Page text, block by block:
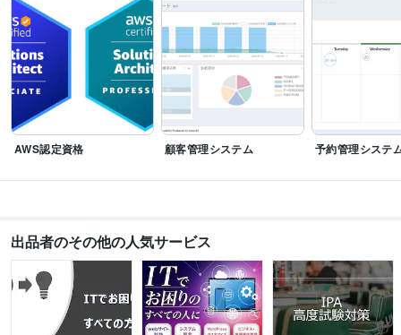
SQLite:5年
得意分野
IT相談・システム開発 ITに関する相談承ります
php ビジネス相談 情報処理技術者試験
Web制作・HP作成・EC構築 ホームページ作成やシステム開発承ります
php 要件定義 ホームページ作成
AWS認定資格 顧客管理システム 予約管理システ
出品者のその他の人気サービス